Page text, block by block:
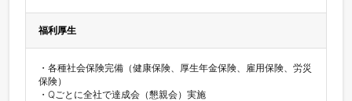
福利厚生
・各種社会保険完備（健康保険、厚生年金保険、雇用保険、労災
保険）
・Qごとに全社で達成会（懇親会）実施